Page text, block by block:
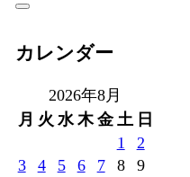
カレンダー
2026年8月
月 火 水 木 金 土 日
1
2
3
4 5 6 7 8
9